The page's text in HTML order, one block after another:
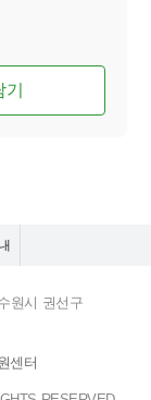
기
원시 권선구
센터